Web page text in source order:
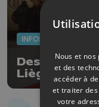
INFOS
Des travaux
Liège-
Nous et
et des
accéder à
et traiter
votre